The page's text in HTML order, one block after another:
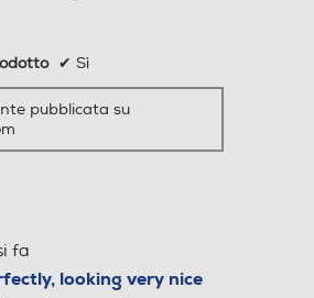
✔ Sì
pubblicata su
fa
looking very nice